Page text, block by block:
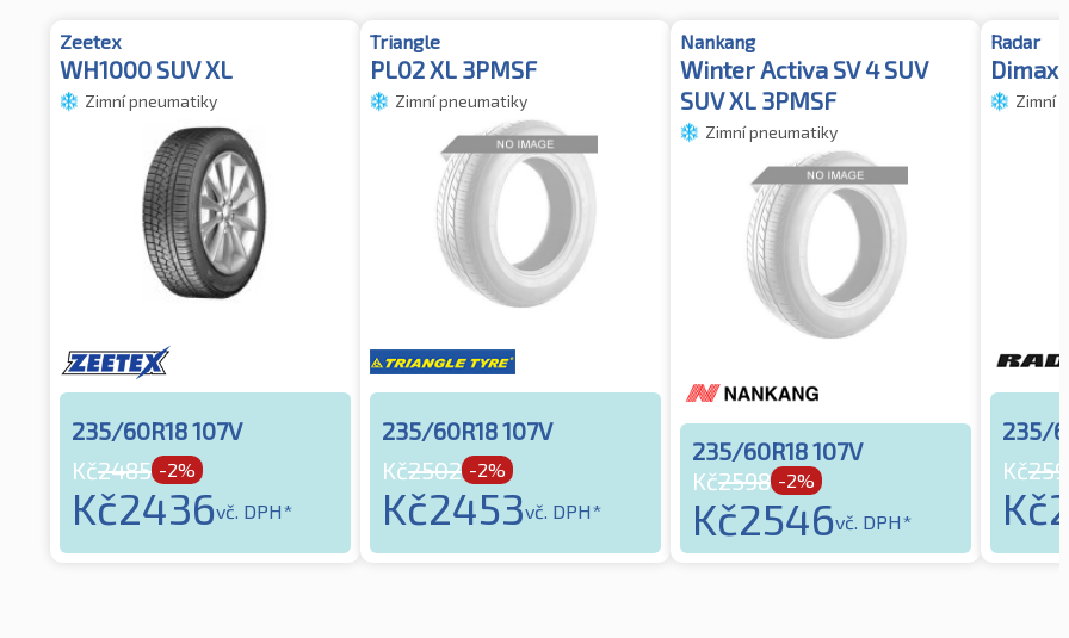
Zeetex
WH1000 SUV XL
Zimní pneumatiky
235/60R18 107V
Kč2485 -2%
Kč2436vč. DPH*
Triangle
PL02 XL 3PMSF
Zimní pneumatiky
235/60R18 107V
Kč2502 -2%
Kč2453vč. DPH*
Nankang
Winter Activa SV 4 SUV
SUV XL 3PMSF
Zimní pneumatiky
235/60R18 107V
Kč2598 -2%
Kč2546vč. DPH*
Radar
Dimax
Zimní
235/
Kč2599
Kč